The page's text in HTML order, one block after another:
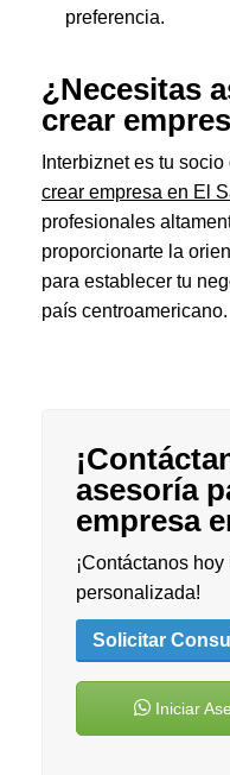
preferencia.
¿Necesitas
crear
Interbiznet es tu
crear empresa en El
profesionales
proporcionarte la
para establecer tu
país centroamericano.
asesoría
empresa
¡Contáctanos
personalizada!
Solicitar
Iniciar